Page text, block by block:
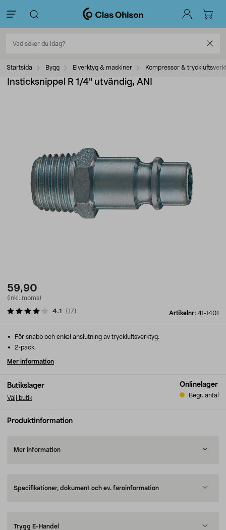
Startsida Bygg Elverktyg & maskiner Kompressor &
Insticksnippel R 1/4" utvändig, ANI
59,90
(inkl. moms)
Artikelnr: 41-1401
4.1 (17)
Butikslager
Välj butik
Onlinelager
Begr. antal
För snabb och enkel anslutning av tryckluftsverktyg.
2-pack.
Mer information
Produktinformation
Mer information
Specifikationer, dokument och ev. faroinformation
Trygg E-Handel